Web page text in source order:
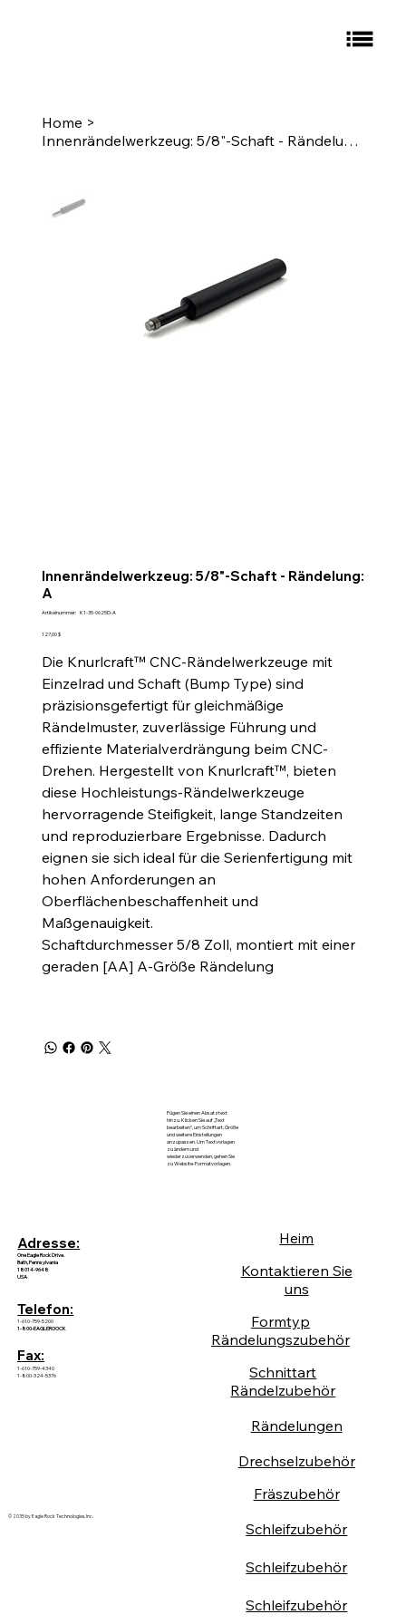
Home >
Innenrändelwerkzeug: 5/8"-Schaft - Rändelung: A
Innenrändelwerkzeug: 5/8"-Schaft - Rändelung:
A
Artikelnummer: Artikelnummer:
K1-35-0625D-A
Preis
127,00 $
Die Knurlcraft™ CNC-Rändelwerkzeuge mit
Einzelrad und Schaft (Bump Type) sind
präzisionsgefertigt für gleichmäßige
Rändelmuster, zuverlässige Führung und
effiziente Materialverdrängung beim CNC-
Drehen. Hergestellt von Knurlcraft™, bieten
diese Hochleistungs-Rändelwerkzeuge
hervorragende Steifigkeit, lange Standzeiten
und reproduzierbare Ergebnisse. Dadurch
eignen sie sich ideal für die Serienfertigung mit
hohen Anforderungen an
Oberflächenbeschaffenheit und
Maßgenauigkeit.
Schaftdurchmesser 5/8 Zoll, montiert mit einer
geraden [AA] A-Größe Rändelung
Fügen Sie einen Absatztext
hinzu. Klicken Sie auf „Text
bearbeiten“, um Schriftart, Größe
und weitere Einstellungen
anzupassen. Um Textvorlagen
zu ändern und
wiederzuverwenden, gehen Sie
zu Website-Formatvorlagen.
Adresse:
One Eagle Rock Drive.
Bath, Pennsylvania
18014-9648
USA
Telefon:
1-610-759-5200
1-800-EAGLEROOCK
Fax:
1-610-759-4340
1-800-324-5376
© 2035 by Eagle Rock Technologies, Inc.
Heim
Kontaktieren Sie
uns
Formtyp
Rändelungszubehör
Schnittart
Rändelzubehör
Rändelungen
Drechselzubehör
Fräszubehör
Schleifzubehör
Schleifzubehör
Schleifzubehör